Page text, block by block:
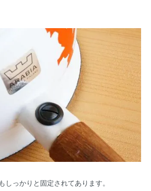
しっかりと固定されてあります。